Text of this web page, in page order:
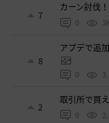
7
カーン討伐
0
8
アプデで追
0
2
取引所で買
0